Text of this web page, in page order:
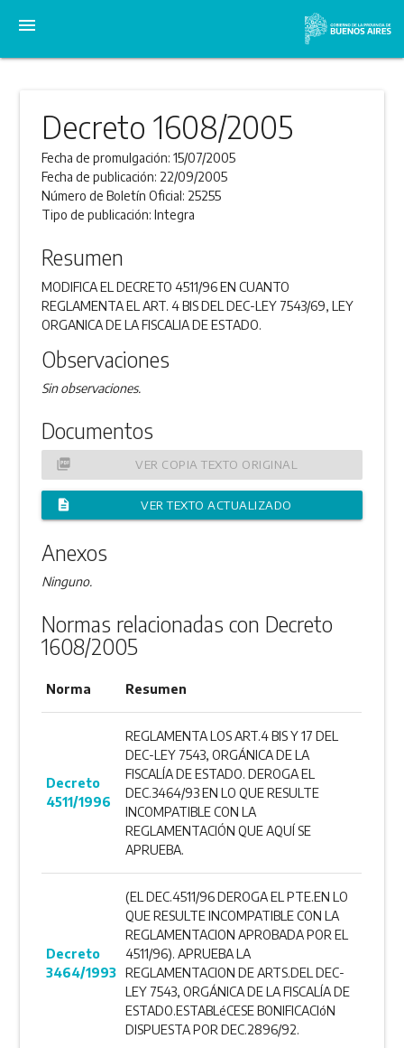
menu
Decreto 1608/2005
Fecha de promulgación:15/07/2005
Fecha de publicación: 22/09/2005
Número de Boletín Oficial: 25255
Tipo de publicación:Integra
Resumen
MODIFICA EL DECRETO 4511/96 EN CUANTO
REGLAMENTA EL ART. 4 BIS DEL DEC-LEY 7543/69, LEY
ORGANICA DE LA FISCALIA DE ESTADO.
Observaciones
Sin observaciones.
Documentos
picture_as_pdf VER COPIA TEXTO ORIGINAL
description VER TEXTO ACTUALIZADO
Anexos
Ninguno.
Normas relacionadas con Decreto
1608/2005
Norma Resumen
Decreto
4511/1996
REGLAMENTA LOS ART.4 BIS Y 17 DEL
DEC-LEY 7543, ORGÁNICA DE LA
FISCALÍA DE ESTADO. DEROGA EL
DEC.3464/93 EN LO QUE RESULTE
INCOMPATIBLE CON LA
REGLAMENTACIÓN QUE AQUÍ SE
APRUEBA.
Decreto
3464/1993
(EL DEC.4511/96 DEROGA EL PTE.EN LO
QUE RESULTE INCOMPATIBLE CON LA
REGLAMENTACION APROBADA POR EL
4511/96). APRUEBA LA
REGLAMENTACION DE ARTS.DEL DEC-
LEY 7543, ORGÁNICA DE LA FISCALÍA DE
ESTADO.ESTABLéCESE BONIFICACIóN
DISPUESTA POR DEC.2896/92.